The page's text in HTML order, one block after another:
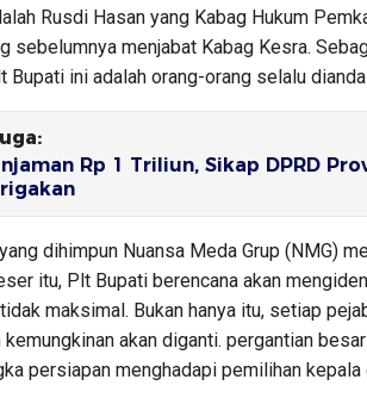
Rusdi Hasan yang Kabag Hukum
sebelumnya menjabat Kabag Kesra.
Bupati ini adalah orang-orang selalu
Rp 1 Triliun, Sikap DPRD
dihimpun Nuansa Meda Grup (NMG)
itu, Plt Bupati berencana akan
maksimal. Bukan hanya itu, setiap
kemungkinan akan diganti. pergantian
persiapan menghadapi pemilihan